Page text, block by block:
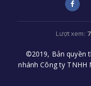
Lượt xem:
©2019, Bản quyền
nhánh Công ty TNHH